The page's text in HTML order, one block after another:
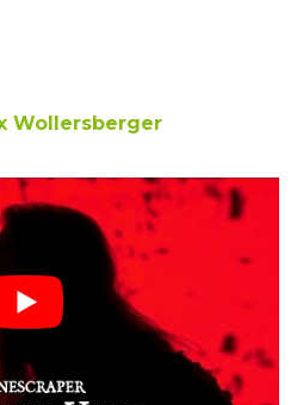
Wollersberger